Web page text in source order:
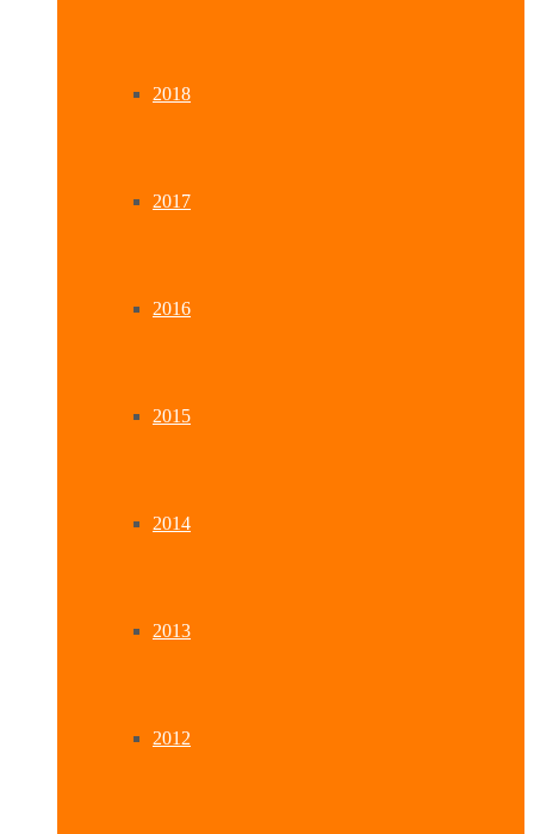
2018
2017
2016
2015
2014
2013
2012